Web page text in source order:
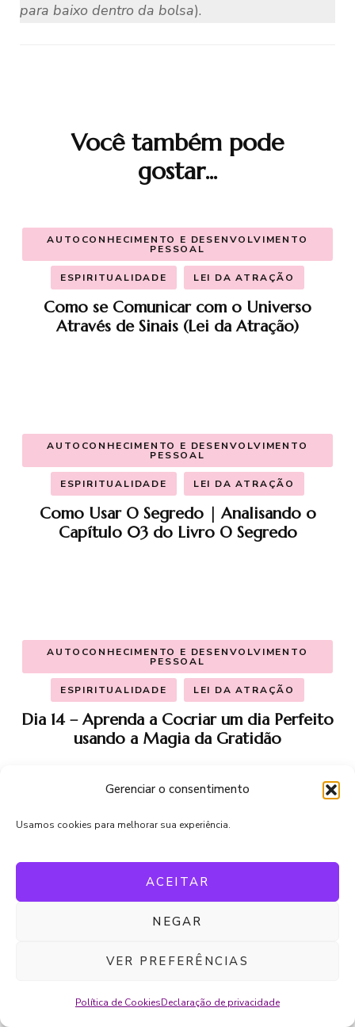
Gerenciar o consentimento
Usamos cookies para melhorar sua experiência.
ACEITAR
NEGAR
VER PREFERÊNCIAS
Política de CookiesDeclaração de privacidade
para baixo dentro da bolsa).
NavegaçãoVocê também pode
gostar...
AUTOCONHECIMENTO E DESENVOLVIMENTO
PESSOAL
ESPIRITUALIDADE LEI DA ATRAÇÃO
Como se Comunicar com o Universo
Através de Sinais (Lei da Atração)
AUTOCONHECIMENTO E DESENVOLVIMENTO
PESSOAL
ESPIRITUALIDADE LEI DA ATRAÇÃO
Como Usar O Segredo | Analisando o
Capítulo 03 do Livro O Segredo
AUTOCONHECIMENTO E DESENVOLVIMENTO
PESSOAL
ESPIRITUALIDADE LEI DA ATRAÇÃO
Dia 14 – Aprenda a Cocriar um dia Perfeito
usando a Magia da Gratidão
Posts populares
PESSOAL